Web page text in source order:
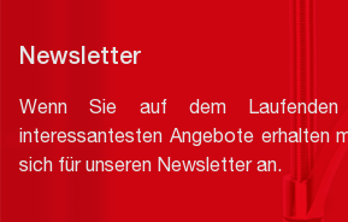
Newsletter
Wenn Sie auf dem
interessantesten Angebote erhalten
sich für unseren Newsletter an.